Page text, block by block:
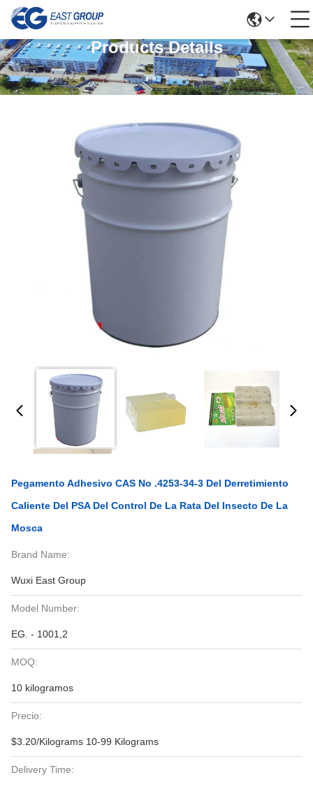
Products Details
Pegamento Adhesivo CAS No .4253-34-3 Del Derretimiento
Caliente Del PSA Del Control De La Rata Del Insecto De La
Mosca
Brand Name:
Wuxi East Group
Model Number:
EG. - 1001,2
MOQ:
10 kilogramos
Precio:
$3.20/Kilograms 10-99 Kilograms
Delivery Time: